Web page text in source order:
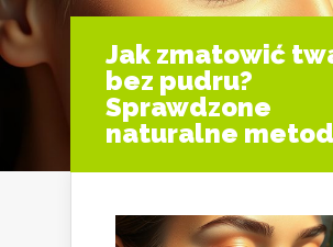
Jak zmatowić
bez pudru?
Sprawdzone
naturalne